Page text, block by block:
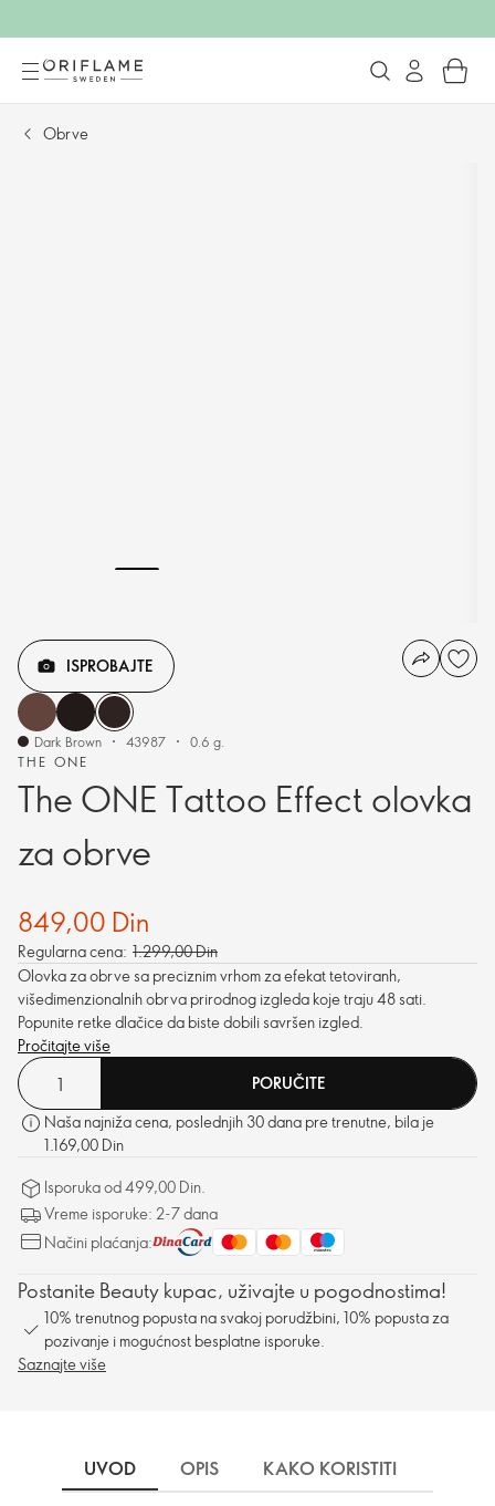
Obrve
THE ONE
The ONE Tattoo Effect olovka
za obrve
ISPROBAJTE
Dark Brown 43987 0.6 g.
849,00 Din
Regularna cena: 1.299,00 Din
Olovka za obrve sa preciznim vrhom za efekat tetoviranh,
višedimenzionalnih obrva prirodnog izgleda koje traju 48 sati.
Popunite retke dlačice da biste dobili savršen izgled.
Pročitajte više
PORUČITE
Naša najniža cena, poslednjih 30 dana pre trenutne, bila je
1.169,00 Din
Isporuka od 499,00 Din.
Vreme isporuke: 2-7 dana
Načini plaćanja:
Postanite Beauty kupac, uživajte u pogodnostima!
10% trenutnog popusta na svakoj porudžbini, 10% popusta za
pozivanje i mogućnost besplatne isporuke.
Saznajte više
UVOD OPIS KAKO KORISTITI